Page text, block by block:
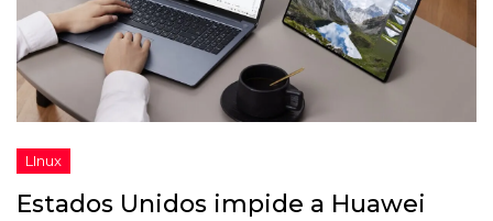
Estados Unidos impide a Huawei